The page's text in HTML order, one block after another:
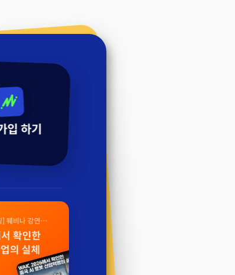
입 하기
웨비나 강연
확인한
의 실체